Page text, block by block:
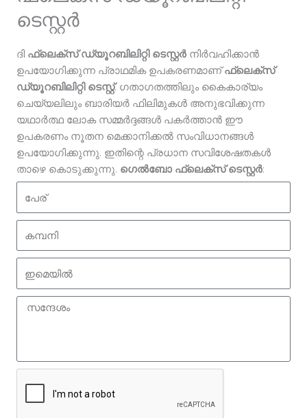
ടെസ്റ്റർ
ദി ഫ്ലെക്സ് ഡ്യൂറബിലിറ്റി ടെസ്റ്റർ നിർവഹിക്കാൻ
ഉപയോഗിക്കുന്ന പ്രാഥമിക ഉപകരണമാണ്ഫ്ലെക്സ്
ഡ്യൂറബിലിറ്റി ടെസ്റ്റ്. ഗതാഗതത്തിലും കൈകാര്യം
ചെയ്യലിലും ബാരിയർ ഫിലിമുകൾ അനുഭവിക്കുന്ന
യഥാർത്ഥ ലോക സമ്മർദ്ദങ്ങൾ പകർത്താൻ ഈ
ഉപകരണം നൂതന മെക്കാനിക്കൽ സംവിധാനങ്ങൾ
ഉപയോഗിക്കുന്നു. ഇതിന്റെ പ്രധാന സവിശേഷതകൾ
താഴെ കൊടുക്കുന്നു. ഗെൽബോ ഫ്ലെക്സ് ടെസ്റ്റർ:
നി
മെ
യി
സ